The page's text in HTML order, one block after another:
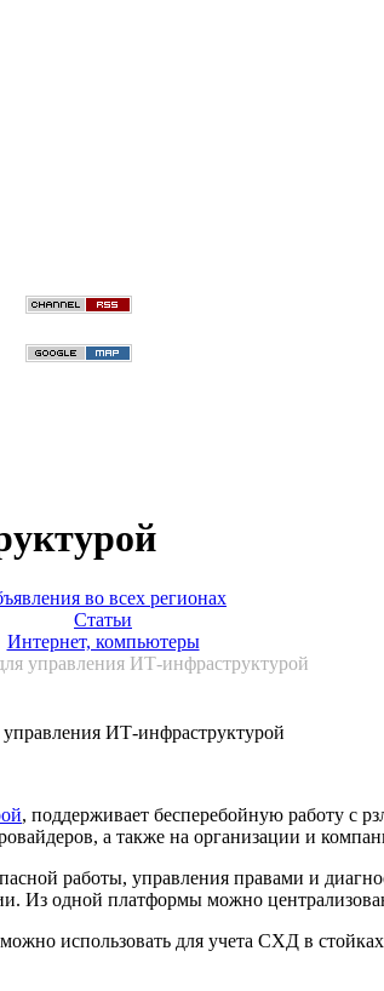
во всех регионах
Статьи
Интернет, компьютеры
управления ИТ-инфраструктурой
ИТ-инфраструктурой
, поддерживает бесперебойную работу с
а также на организации и
работы, управления правами и
Из одной платформы можно
использовать для учета СХД в